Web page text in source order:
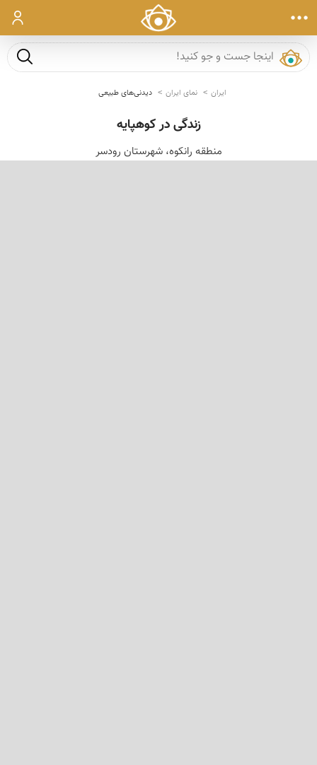
ورود
جست و
ایران نمای ایران دیدنی‌های طبیعی
زندگی در کوهپایه
منطقه رانکوه، شهرستان رودسر